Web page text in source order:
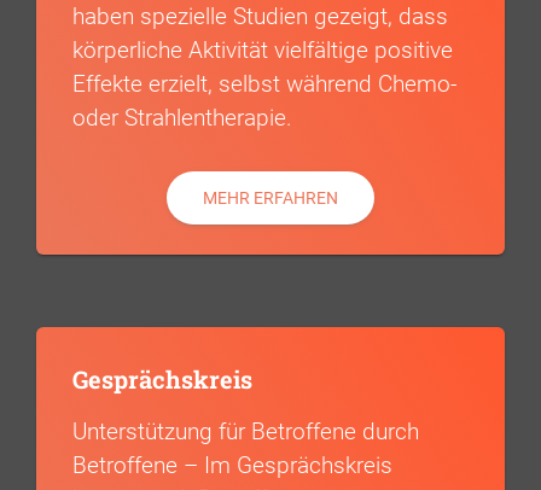
haben spezielle Studien gezeigt, dass
körperliche Aktivität vielfältige positive
Effekte erzielt, selbst während Chemo-
oder Strahlentherapie.
MEHR ERFAHREN
Gesprächskreis
Unterstützung für Betroffene durch
Betroffene – Im Gesprächskreis